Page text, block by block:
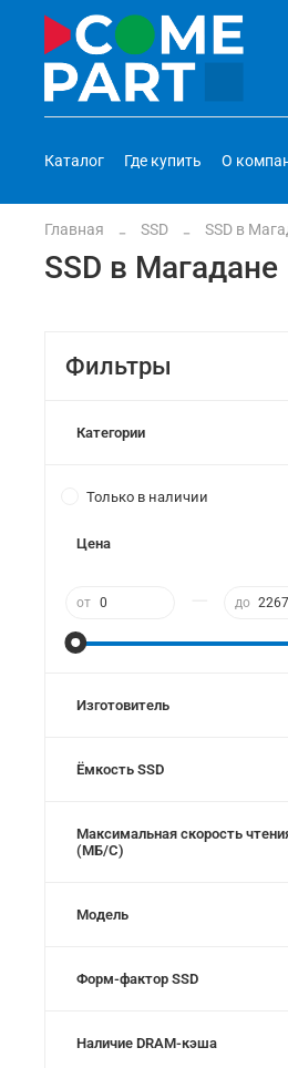
Каталог Где купить О
Главная SSD SSD в
SSD в Магадане
Фильтры
Категории
Только в наличии
Цена
от до
Изготовитель
Ёмкость SSD
Максимальная скорость
(МБ/С)
Модель
Форм-фактор SSD
Наличие DRAM-кэша